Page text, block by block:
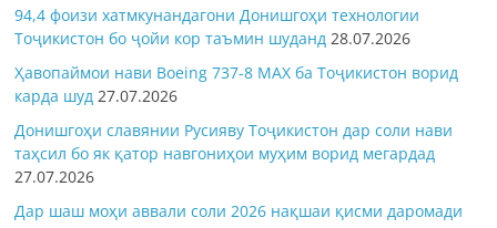
94,4 фоизи хатмкунандагони Донишгоҳи технологии
Тоҷикистон бо ҷойи кор таъмин шуданд 28.07.2026
Ҳавопаймои нави Boeing 737-8 MAX ба Тоҷикистон ворид
карда шуд 27.07.2026
Донишгоҳи славянии Русияву Тоҷикистон дар соли нави
таҳсил бо як қатор навгониҳои муҳим ворид мегардад
27.07.2026
Дар шаш моҳи аввали соли 2026 нақшаи қисми даромади